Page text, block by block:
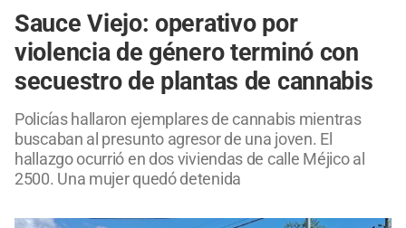
Sauce Viejo: operativo por
violencia de género terminó con
secuestro de plantas de cannabis
Policías hallaron ejemplares de cannabis mientras
buscaban al presunto agresor de una joven. El
hallazgo ocurrió en dos viviendas de calle Méjico al
2500. Una mujer quedó detenida